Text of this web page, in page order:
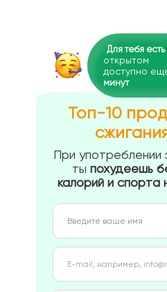
Для тебя
открытом
доступно
минут
Топ-10
При употреблении
ты похудеешь
калорий и спорта